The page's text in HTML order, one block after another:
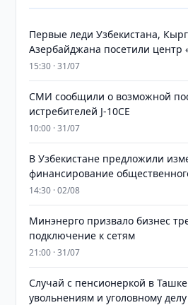
Первые леди Узбекистана,
Азербайджана посетили центр
15:30 · 31/07
СМИ сообщили о возможной
истребителей J-10CE
10:00 · 31/07
В Узбекистане предложили
финансирование
14:30 · 02/08
Минэнерго призвало бизнес
подключение к сетям
21:00 · 31/07
Случай с пенсионеркой в
увольнениям и уголовному делу